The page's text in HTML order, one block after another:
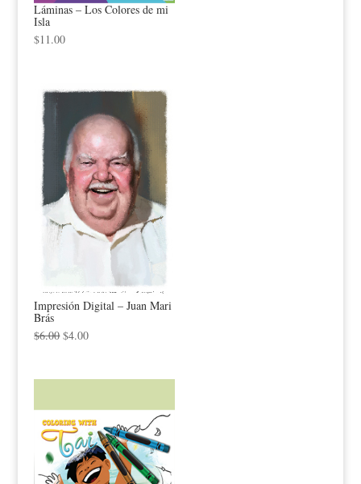
Láminas – Los Colores de mi
Isla
$11.00
Impresión Digital – Juan Mari
Brás
$6.00 $4.00